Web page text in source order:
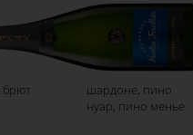
брют
шардоне, пино
нуар, пино менье